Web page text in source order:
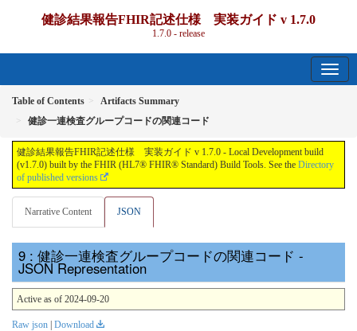
健診結果報告FHIR記述仕様 実装ガイド v 1.7.0
1.7.0 - release
Table of Contents
Artifacts Summary
健診一連検査グループコードの関連コード
健診結果報告FHIR記述仕様 実装ガイド v 1.7.0 - Local Development build
(v1.7.0) built by the FHIR (HL7® FHIR® Standard) Build Tools. See the Directory
of published versions
Narrative Content JSON
: 健診一連検査グループコードの関連コード -
JSON Representation
Active as of 2024-09-20
Raw json | Download